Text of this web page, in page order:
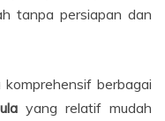
tanpa persiapan dan
berbagai
yang relatif mudah